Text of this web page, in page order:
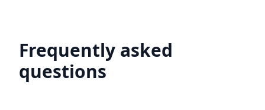
Frequently asked
questions